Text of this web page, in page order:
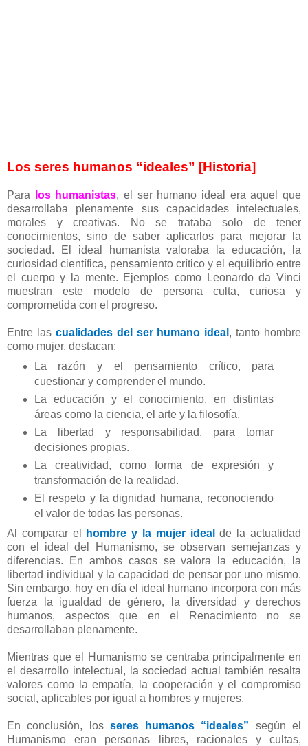
Los seres humanos “ideales” [Historia]
Para los humanistas, el ser humano ideal era aquel que
desarrollaba plenamente sus capacidades intelectuales,
morales y creativas. No se trataba solo de tener
conocimientos, sino de saber aplicarlos para mejorar la
sociedad. El ideal humanista valoraba la educación, la
curiosidad científica, pensamiento crítico y el equilibrio entre
el cuerpo y la mente. Ejemplos como Leonardo da Vinci
muestran este modelo de persona culta, curiosa y
comprometida con el progreso.
Entre las cualidades del ser humano ideal , tanto hombre
como mujer, destacan:
La razón y el pensamiento crítico, para
cuestionar y comprender el mundo.
La educación y el conocimiento, en distintas
áreas como la ciencia, el arte y la filosofía.
La libertad y responsabilidad, para tomar
decisiones propias.
La creatividad, como forma de expresión y
transformación de la realidad.
El respeto y la dignidad humana, reconociendo
el valor de todas las personas.
Al comparar el
hombre y la mujer idealde la actualidad
con el ideal del Humanismo, se observan semejanzas y
diferencias. En ambos casos se valora la educación, la
libertad individual y la capacidad de pensar por uno mismo.
Sin embargo, hoy en día el ideal humano incorpora con más
fuerza la igualdad de género, la diversidad y derechos
humanos, aspectos que en el Renacimiento no se
desarrollaban plenamente.
Mientras que el Humanismo se centraba principalmente en
el desarrollo intelectual, la sociedad actual también resalta
valores como la empatía, la cooperación y el compromiso
social, aplicables por igual a hombres y mujeres.
En conclusión, los seres humanos “ideales” según el
Humanismo eran personas libres, racionales y cultas,